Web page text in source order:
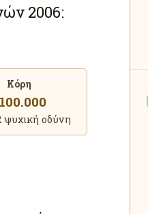
2006:
Κόρη
ψυχική οδύνη